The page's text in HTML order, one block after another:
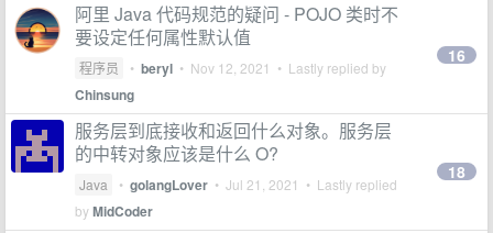
阿里 Java 代码规范的疑问 - POJO 类时不
要设定任何属性默认值
程序员 • beryl • Nov 12, 2021 • Lastly replied by
Chinsung
16
服务层到底接收和返回什么对象。服务层
的中转对象应该是什么 O?
Java • golangLover • Jul 21, 2021 • Lastly replied
byMidCoder
18